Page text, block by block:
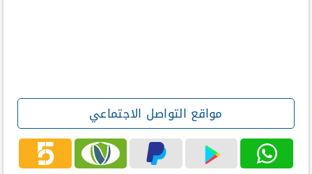
مواقع التواصل الاجتماعي